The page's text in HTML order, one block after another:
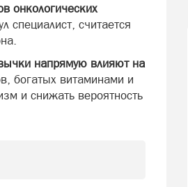
онкологических
специалист, считается
напрямую влияют на
богатых витаминами и
и снижать вероятность